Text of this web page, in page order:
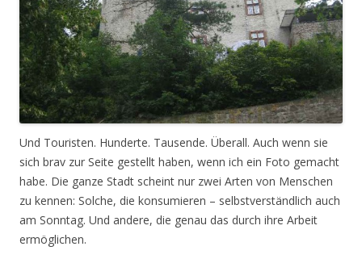
Und Touristen. Hunderte. Tausende. Überall. Auch wenn sie
sich brav zur Seite gestellt haben, wenn ich ein Foto gemacht
habe. Die ganze Stadt scheint nur zwei Arten von Menschen
zu kennen: Solche, die konsumieren – selbstverständlich auch
am Sonntag. Und andere, die genau das durch ihre Arbeit
ermöglichen.